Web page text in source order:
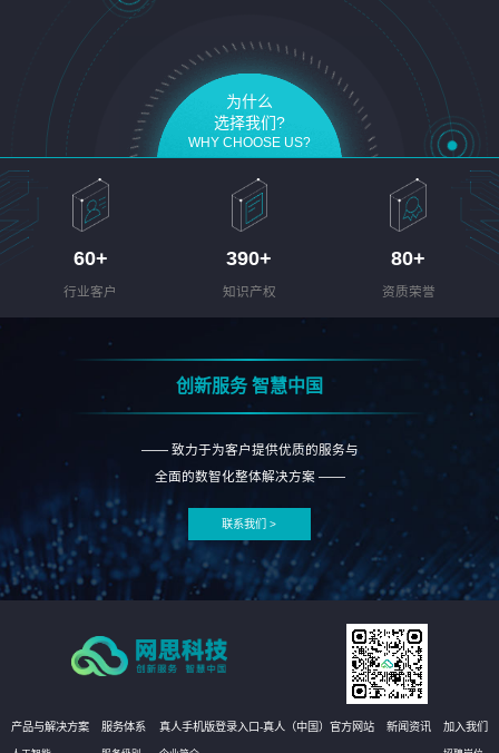
为什么
选择我们?
WHY CHOOSE US?
60+
行业客户
390+
知识产权
80+
资质荣誉
创新服务 智慧中国
—— 致力于为客户提供优质的服务与
全面的数智化整体解决方案 ——
联系我们 >
产品与解决方案 服务体系 真人手机版登录入口-真人（中国）官方网站 新闻资讯 加入我们